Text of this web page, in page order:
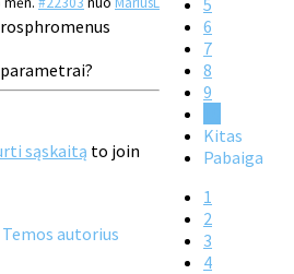
5
6
7
8
9
Kitas
Pabaiga
1
2
3
4
sąskaitą to join
Temos autorius